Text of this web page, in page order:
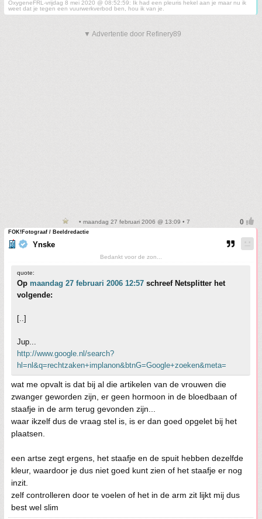
OxygeneFRL-vrijdag 8 mei 2020 @ 08:52:59: Ik had een pleuris hekel aan je maar nu ik
weet dat je tegen een vuurwerkverbod ben, hou ik van je.
▼ Advertentie door Refinery89
• maandag 27 februari 2006 @ 13:09 • 7
FOK!Fotograaf / Beeldredactie
Ynske
Bedankt voor de zon...
quote:
Op maandag 27 februari 2006 12:57 schreef Netsplitter het
volgende:
[..]
Jup...
http://www.google.nl/search?
hl=nl&q=rechtzaken+implanon&btnG=Google+zoeken&meta=
wat me opvalt is dat bij al die artikelen van de vrouwen die
zwanger geworden zijn, er geen hormoon in de bloedbaan of
staafje in de arm terug gevonden zijn...
waar ikzelf dus de vraag stel is, is er dan goed opgelet bij het
plaatsen.
een artse zegt ergens, het staafje en de spuit hebben dezelfde
kleur, waardoor je dus niet goed kunt zien of het staafje er nog
inzit.
zelf controlleren door te voelen of het in de arm zit lijkt mij dus
best wel slim